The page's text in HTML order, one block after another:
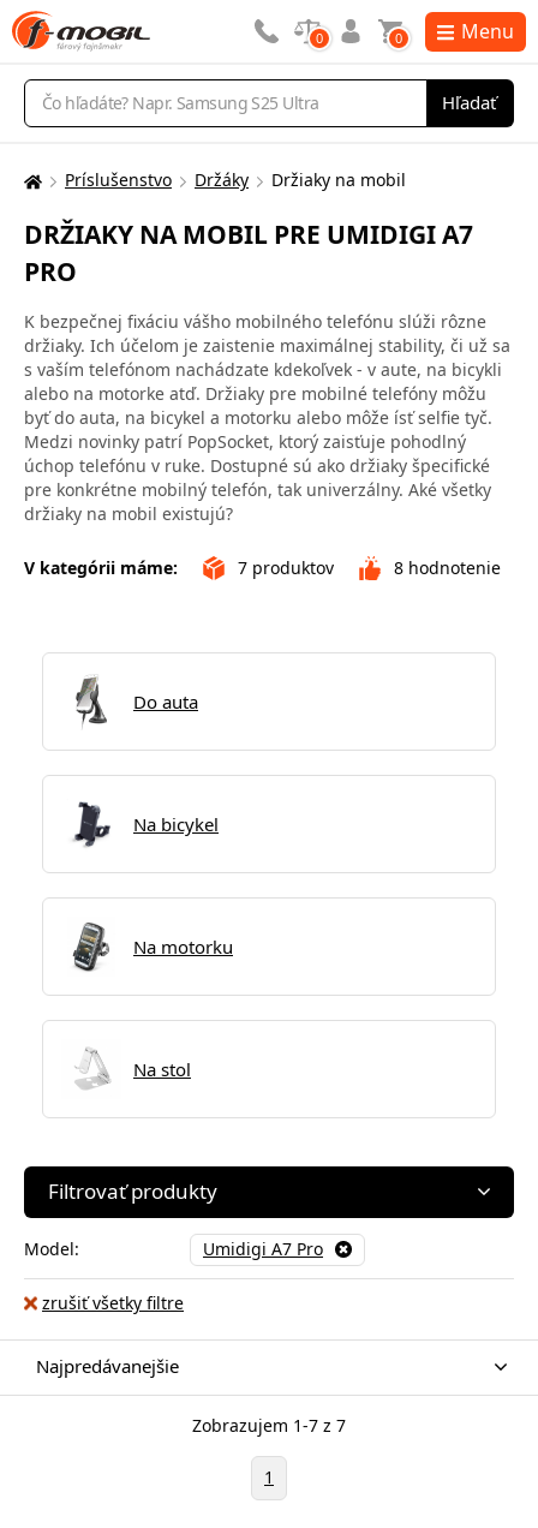
Vyhľadávanie
Hľadať
0 0 Menu
Tu
nachádzate:
Príslušenstvo Držáky Držiaky na mobil
DRŽIAKY NA MOBIL PRE UMIDIGI A7
PRO
K bezpečnej fixáciu vášho mobilného telefónu slúži rôzne
držiaky. Ich účelom je zaistenie maximálnej stability, či už sa
s vaším telefónom nachádzate kdekoľvek - v aute, na bicykli
alebo na motorke atď. Držiaky pre mobilné telefóny môžu
byť do auta, na bicykel a motorku alebo môže ísť selfie tyč.
Medzi novinky patrí PopSocket, ktorý zaisťuje pohodlný
úchop telefónu v ruke. Dostupné sú ako držiaky špecifické
pre konkrétne mobilný telefón, tak univerzálny. Aké všetky
držiaky na mobil existujú?
V kategórii máme: 7 produktov 8 hodnotenie
Do auta
Na bicykel
Na motorku
Na stol
Filtrovať produkty
Model: Umidigi A7 Pro
zrušiť všetky filtre
Najpredávanejšie
Zobrazujem 1-7 z 7
1